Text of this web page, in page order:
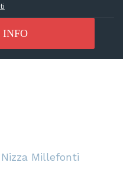
INFO
Millefonti